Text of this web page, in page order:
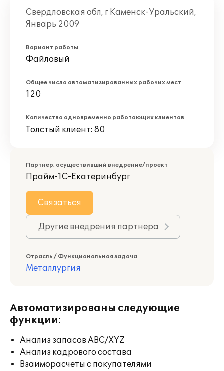
Свердловская обл, г Каменск-Уральский,
Январь 2009
Вариант работы
Файловый
Общее число автоматизированных рабочих мест
120
Количество одновременно работающих клиентов
Толстый клиент: 80
Партнер, осуществивший внедрение/проект
Прайм-1С-Екатеринбург
Связаться
Другие внедрения партнера
Отрасль / Функциональная задача
Металлургия
Автоматизированы следующие
функции:
Анализ запасов ABC/XYZ
Анализ кадрового состава
Взаиморасчеты с покупателями